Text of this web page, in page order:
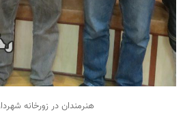
هنرمندان در زورخانه